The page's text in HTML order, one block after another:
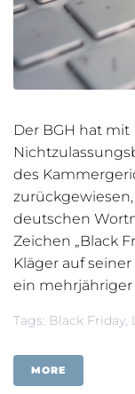
Der BGH hat mit
des
deutschen
Zeichen „Black
Kläger auf
ein mehrjähriger
Tags: Black Friday,
MORE